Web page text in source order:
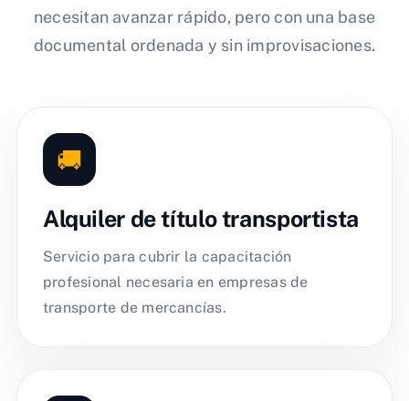
necesitan avanzar rápido, pero con una base
documental ordenada y sin improvisaciones.
🚚
Alquiler de título transportista
Servicio para cubrir la capacitación
profesional necesaria en empresas de
transporte de mercancías.